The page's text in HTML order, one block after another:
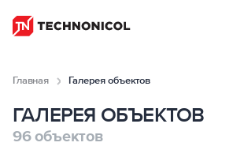
Главная Галерея объектов
ГАЛЕРЕЯ ОБЪЕКТОВ
96 объектов